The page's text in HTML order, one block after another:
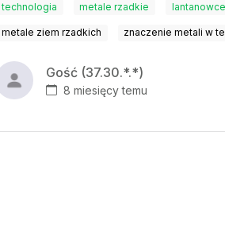
technologia metale rzadkie lantanowce
metale ziem rzadkich znaczenie metali w
Gość (37.30.*.*)
8 miesięcy temu